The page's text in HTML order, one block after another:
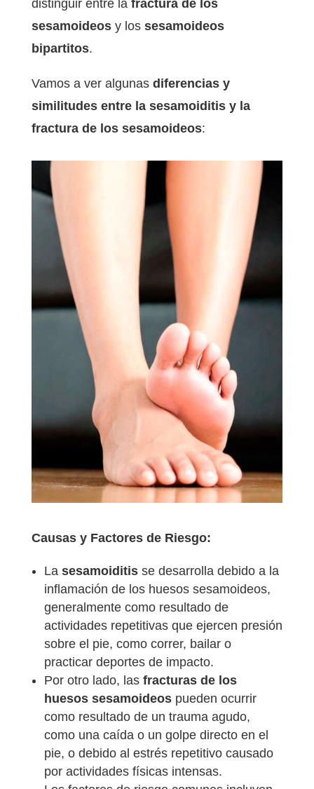
distinguir entre la fractura de los
sesamoideos y los sesamoideos
bipartitos.
Vamos a ver algunas diferencias y
similitudes entre la sesamoiditis y la
fractura de los sesamoideos:
Causas y Factores de Riesgo:
La sesamoiditisse desarrolla debido a la
inflamación de los huesos sesamoideos,
generalmente como resultado de
actividades repetitivas que ejercen presión
sobre el pie, como correr, bailar o
practicar deportes de impacto.
Por otro lado, las fracturas de los
huesos sesamoideospueden ocurrir
como resultado de un trauma agudo,
como una caída o un golpe directo en el
pie, o debido al estrés repetitivo causado
por actividades físicas intensas.